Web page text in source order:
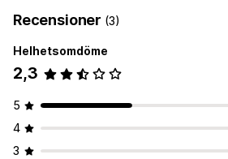
Lagerpåfyllning
Orderhantering
Bulkbearbetning Inköpsordrar
Recensioner (3)
Helhetsomdöme
2,3
5
4
3